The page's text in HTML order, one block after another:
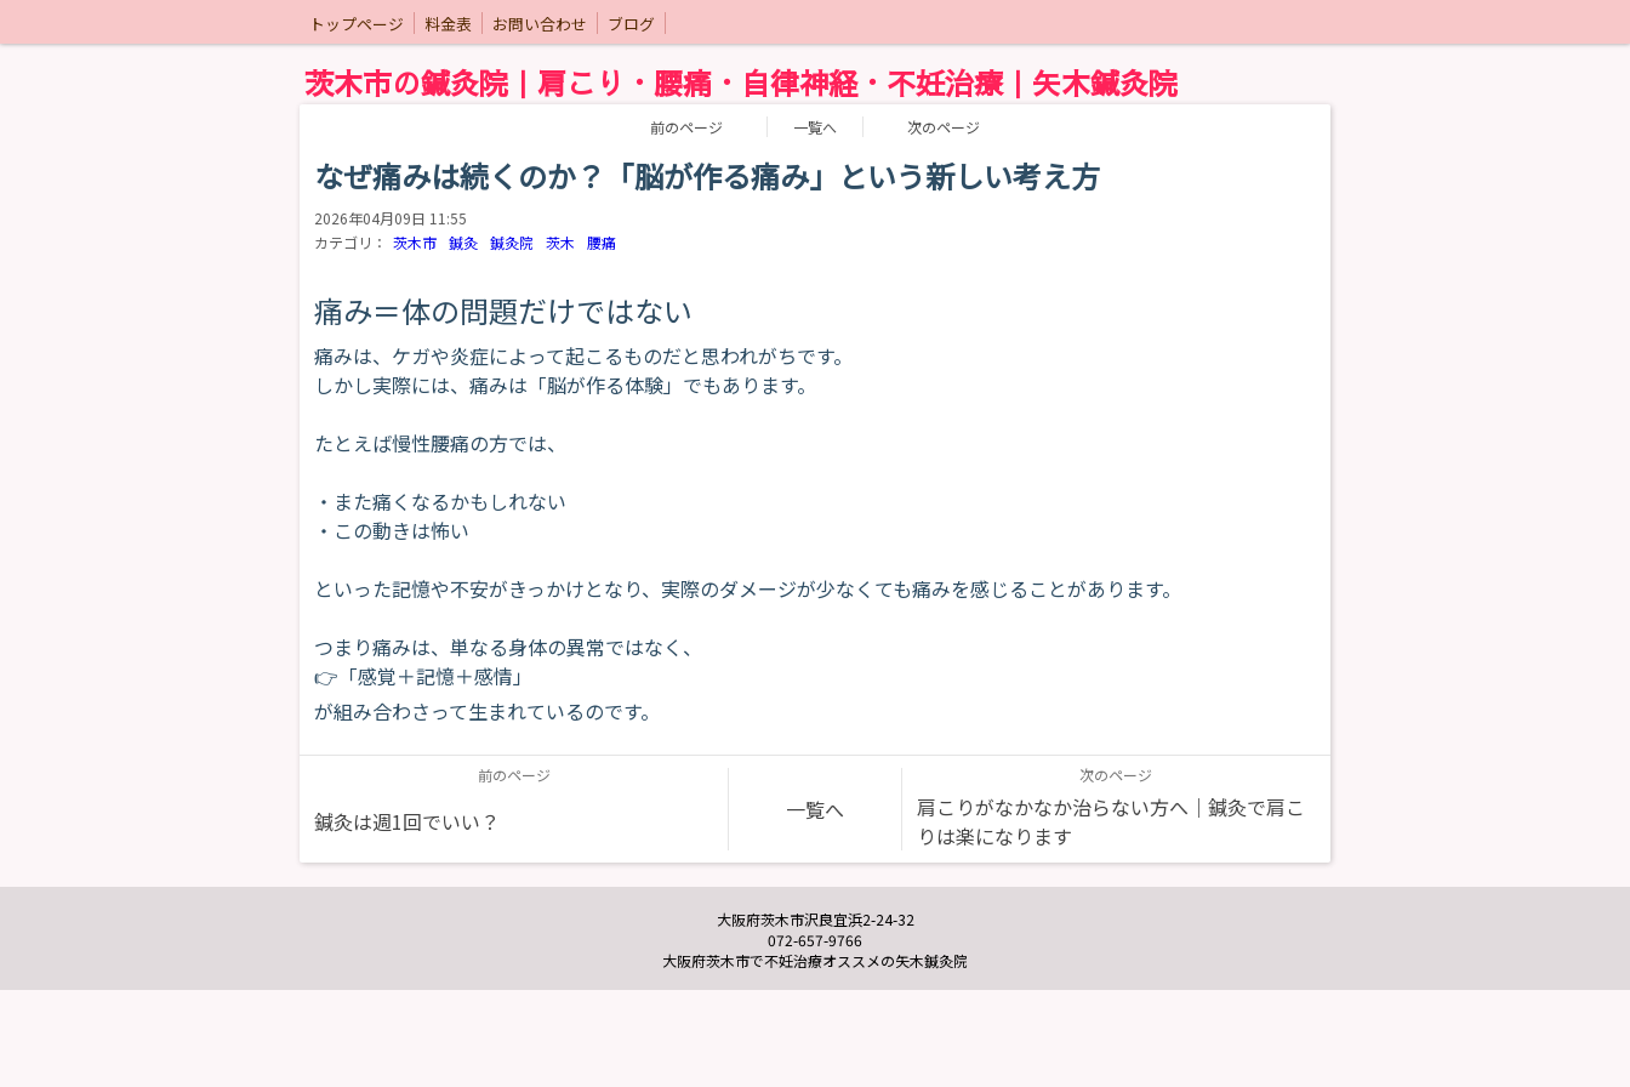
トップページ 料金表 お問い合わせ ブログ
茨木市の鍼灸院｜肩こり・腰痛・自律神経・不妊治療｜矢木鍼灸院
前のページ 一覧へ 次のページ
なぜ痛みは続くのか？「脳が作る痛み」という新しい考え方
2026年04月09日 11:55
カテゴリ： 茨木市 鍼灸 鍼灸院 茨木 腰痛
痛み＝体の問題だけではない
痛みは、ケガや炎症によって起こるものだと思われがちです。
しかし実際には、痛みは「脳が作る体験」でもあります。
たとえば慢性腰痛の方では、
・また痛くなるかもしれない
・この動きは怖い
といった記憶や不安がきっかけとなり、実際のダメージが少なくても痛みを感じることがあります。
つまり痛みは、単なる身体の異常ではなく、
👉「感覚＋記憶＋感情」
が組み合わさって生まれているのです。
前のページ
鍼灸は週1回でいい？ 一覧へ
次のページ
肩こりがなかなか治らない方へ｜鍼灸で肩こ
りは楽になります
大阪府茨木市沢良宜浜2-24-32
072-657-9766
大阪府茨木市で不妊治療オススメの矢木鍼灸院